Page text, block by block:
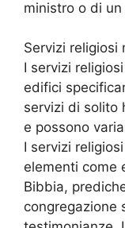
ministro o di
Servizi religiosi
I servizi
edifici
servizi di solito
e possono
I servizi
elementi come
Bibbia,
congregazione